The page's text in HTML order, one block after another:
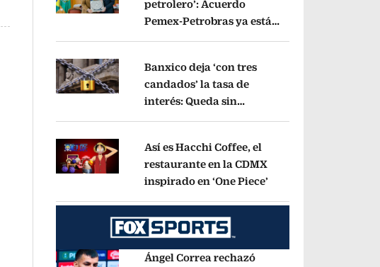
Opens in new window
petrolero’: Acuerdo
Pemex-Petrobras ya está
Opens in new window
Banxico deja ‘con tres
candados’ la tasa de
interés: Queda sin
Opens in new window
Así es Hacchi Coffee, el
restaurante en la CDMX
inspirado en ‘One Piece’
Ángel Correa rechazó